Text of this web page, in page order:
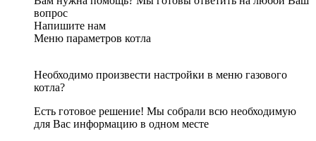
вопрос
Напишите нам
Меню параметров котла
Необходимо произвести настройки в меню газового
котла?
Есть готовое решение! Мы собрали всю необходимую
для Вас информацию в одном месте